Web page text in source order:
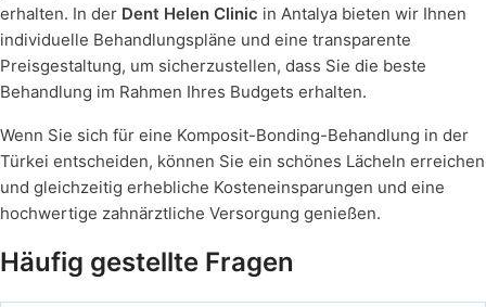
erhalten. In der Dent Helen Clinic in Antalya bieten wir Ihnen
individuelle Behandlungspläne und eine transparente
Preisgestaltung, um sicherzustellen, dass Sie die beste
Behandlung im Rahmen Ihres Budgets erhalten.
Wenn Sie sich für eine Komposit-Bonding-Behandlung in der
Türkei entscheiden, können Sie ein schönes Lächeln erreichen
und gleichzeitig erhebliche Kosteneinsparungen und eine
hochwertige zahnärztliche Versorgung genießen.
Häufig gestellte Fragen